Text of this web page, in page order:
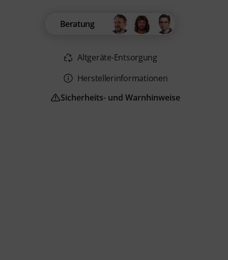
Beratung
Altgeräte-Entsorgung
Herstellerinformationen
Sicherheits- und Warnhinweise